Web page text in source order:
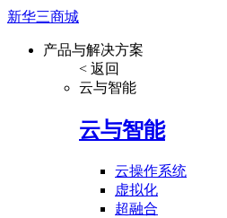
新华三商城
产品与解决方案
< 返回
云与智能
云与智能
云操作系统
虚拟化
超融合